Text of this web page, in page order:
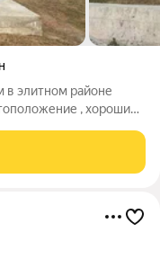
элитном районе
, хорошие
полностью из